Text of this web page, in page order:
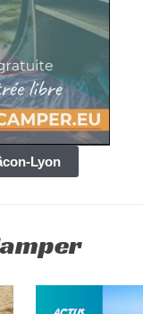
Lyon